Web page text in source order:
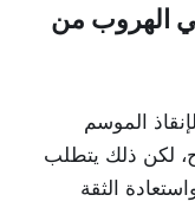
الهروب من
الموسم
لكن ذلك يتطلب
الثقة